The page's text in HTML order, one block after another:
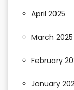
April 2025
March 2025
February
January